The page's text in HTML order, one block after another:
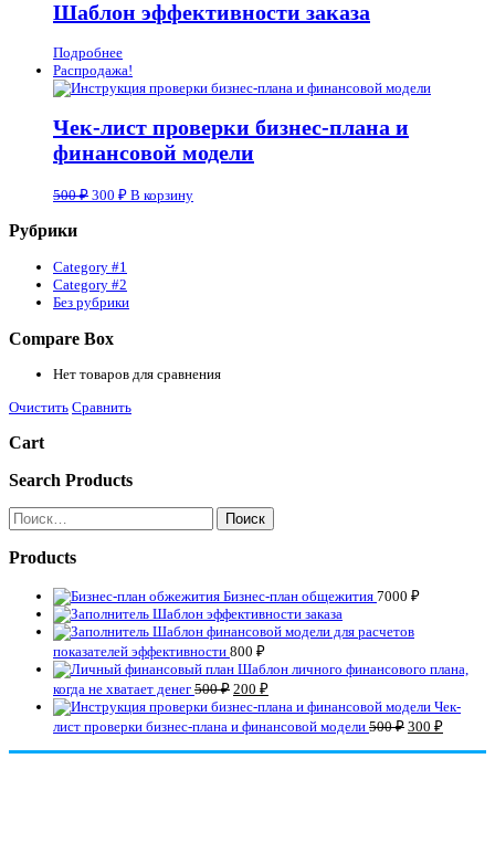
Шаблон эффективности заказа
Подробнее
Распродажа!
Чек-лист проверки бизнес-плана и
финансовой модели
500₽ 300 ₽ В корзину
Рубрики
Category #1
Category #2
Без рубрики
Compare Box
Нет товаров для сравнения
Очистить Сравнить
Cart
Search Products
Найти:
Products
Бизнес-план общежития 7000 ₽
Шаблон эффективности заказа
Шаблон финансовой модели для расчетов
показателей эффективности 800 ₽
Шаблон личного финансового плана,
когда не хватает денег 500₽ 200 ₽
Чек-
лист проверки бизнес-плана и финансовой модели 500₽ 300 ₽